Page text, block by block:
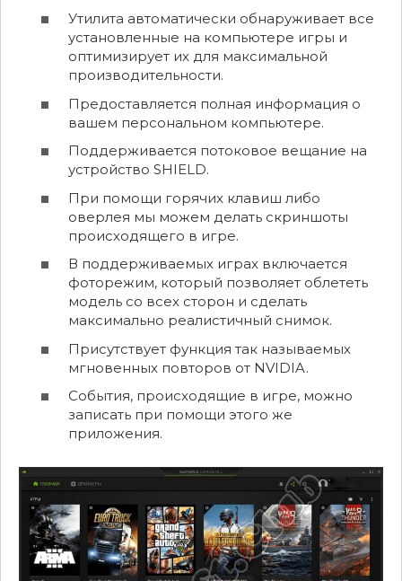
Утилита автоматически обнаруживает все
установленные на компьютере игры и
оптимизирует их для максимальной
производительности.
Предоставляется полная информация о
вашем персональном компьютере.
Поддерживается потоковое вещание на
устройство SHIELD.
При помощи горячих клавиш либо
оверлея мы можем делать скриншоты
происходящего в игре.
В поддерживаемых играх включается
фоторежим, который позволяет облететь
модель со всех сторон и сделать
максимально реалистичный снимок.
Присутствует функция так называемых
мгновенных повторов от NVIDIA.
События, происходящие в игре, можно
записать при помощи этого же
приложения.